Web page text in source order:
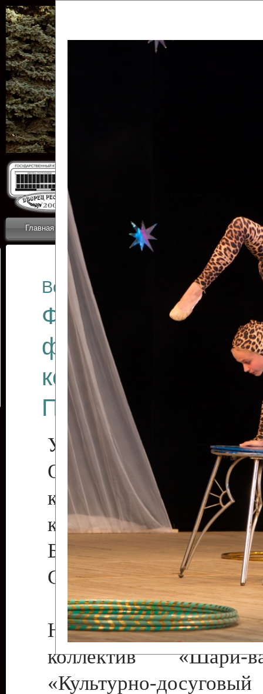
Главная Коллективы Новости
ОТЧЕТЫ ГКЦ
Все отчеты
Финал
фестиваля
коллективов
Приднестровского
Участники фестиваля:
Образцовый
коллектив
культуры с.
Бендеры ,
Светлана Георгиевна
Народный цирковой
коллектив
«Культурно-